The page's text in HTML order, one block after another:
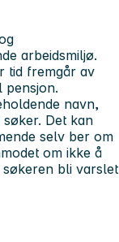
arbeidsmiljø.
tid fremgår av
pensjon.
navn,
Det kan
selv ber om
om ikke å
bli varslet